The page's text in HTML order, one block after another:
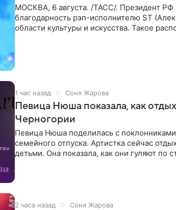
МОСКВА, 6 августа. /ТАСС/. Президент РФ
благодарность рэп-исполнителю ST
области культуры и искусства. Такое
1 час назад Соня Жарова
Певица Нюша показала, как
Черногории
Певица Нюша поделилась с
семейного отпуска. Артистка сейчас
детьми. Она показала, как они гуляют по
2 часа назад Соня Жарова